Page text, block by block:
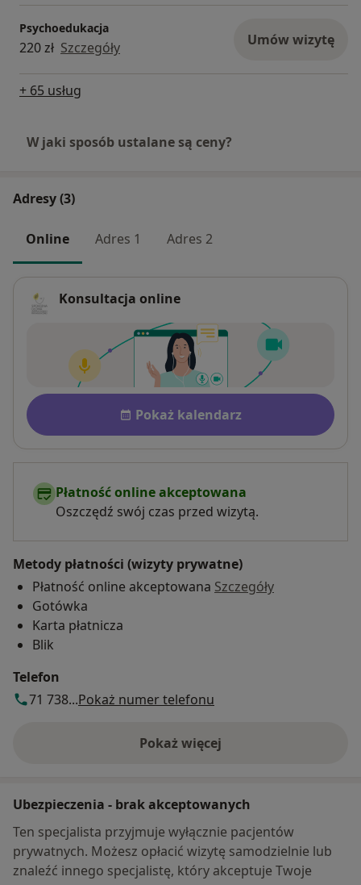
Psychoedukacja
220 zł Szczegóły Umów wizytę
+ 65 usług
W jaki sposób ustalane są ceny?
Adresy (3)
Online Adres 1 Adres 2
Konsultacja online
Dostępność
Pokaż kalendarz
Płatność online akceptowana
Oszczędź swój czas przed wizytą.
Metody płatności (wizyty prywatne)
Płatność online akceptowana Szczegóły
Gotówka
Karta płatnicza
Blik
Telefon
71 738...Pokaż numer telefonu
Pokaż więcej
o adresie
Ubezpieczenia - brak akceptowanych
Ten specjalista przyjmuje wyłącznie pacjentów
prywatnych. Możesz opłacić wizytę samodzielnie lub
znaleźć innego specjalistę, który akceptuje Twoje